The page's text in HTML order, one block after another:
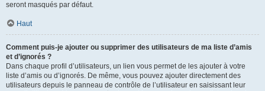
seront masqués par défaut.
Haut
Comment puis-je ajouter ou supprimer des utilisateurs de ma liste d’amis
et d’ignorés ?
Dans chaque profil d’utilisateurs, un lien vous permet de les ajouter à votre
liste d’amis ou d’ignorés. De même, vous pouvez ajouter directement des
utilisateurs depuis le panneau de contrôle de l’utilisateur en saisissant leur